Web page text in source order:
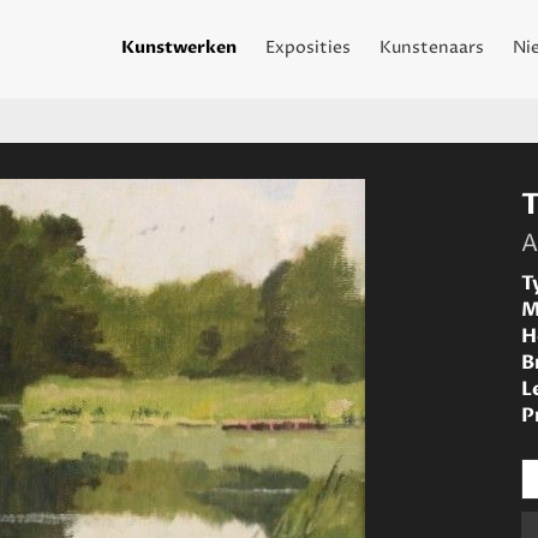
Kunstwerken Exposities Kunstenaars